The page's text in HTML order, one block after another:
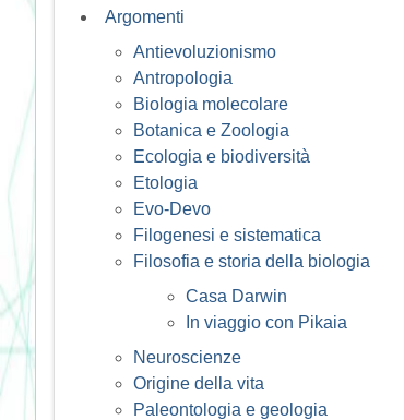
Argomenti
Antievoluzionismo
Antropologia
Biologia molecolare
Botanica e Zoologia
Ecologia e biodiversità
Etologia
Evo-Devo
Filogenesi e sistematica
Filosofia e storia della biologia
Casa Darwin
In viaggio con Pikaia
Neuroscienze
Origine della vita
Paleontologia e geologia